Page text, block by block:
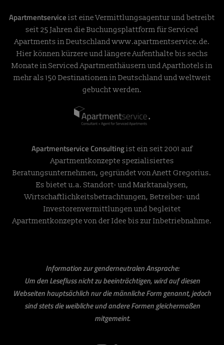
Apartmentservice ist eine Vermittlungsagentur und betreibt
seit 25 Jahren die Buchungsplattform für Serviced
Apartments in Deutschlandwww.apartmentservice.de.
Hier können kürzere und längere Aufenthalte bis sechs
Monate in Serviced Apartmenthäusern und Aparthotels in
mehr als 150 Destinationen in Deutschland und weltweit
gebucht werden.
Apartmentservice Consultingist ein seit 2001 auf
Apartmentkonzepte spezialisiertes
Beratungsunternehmen, gegründet von Anett Gregorius.
Es bietet u.a. Standort- und Marktanalysen,
Wirtschaftlichkeitsbetrachtungen, Betreiber- und
Investorenvermittlungen und begleitet
Apartmentkonzepte von der Idee bis zur Inbetriebnahme.
Information zur genderneutralen Ansprache:
Um den Lesefluss nicht zu beeinträchtigen, wird auf diesen
Webseiten hauptsächlich nur die männliche Form genannt, jedoch
sind stets die weibliche und andere Formen gleichermaßen
mitgemeint.